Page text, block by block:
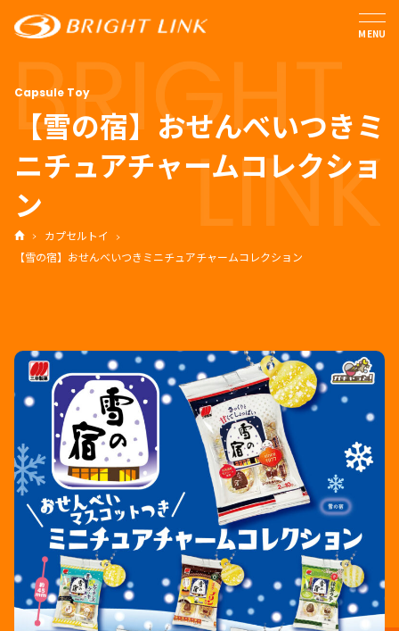
MENU
【雪の宿】おせんべいつきミ
ニチュアチャームコレクショ
ン
カプセルトイ
【雪の宿】おせんべいつきミニチュアチャームコレクション